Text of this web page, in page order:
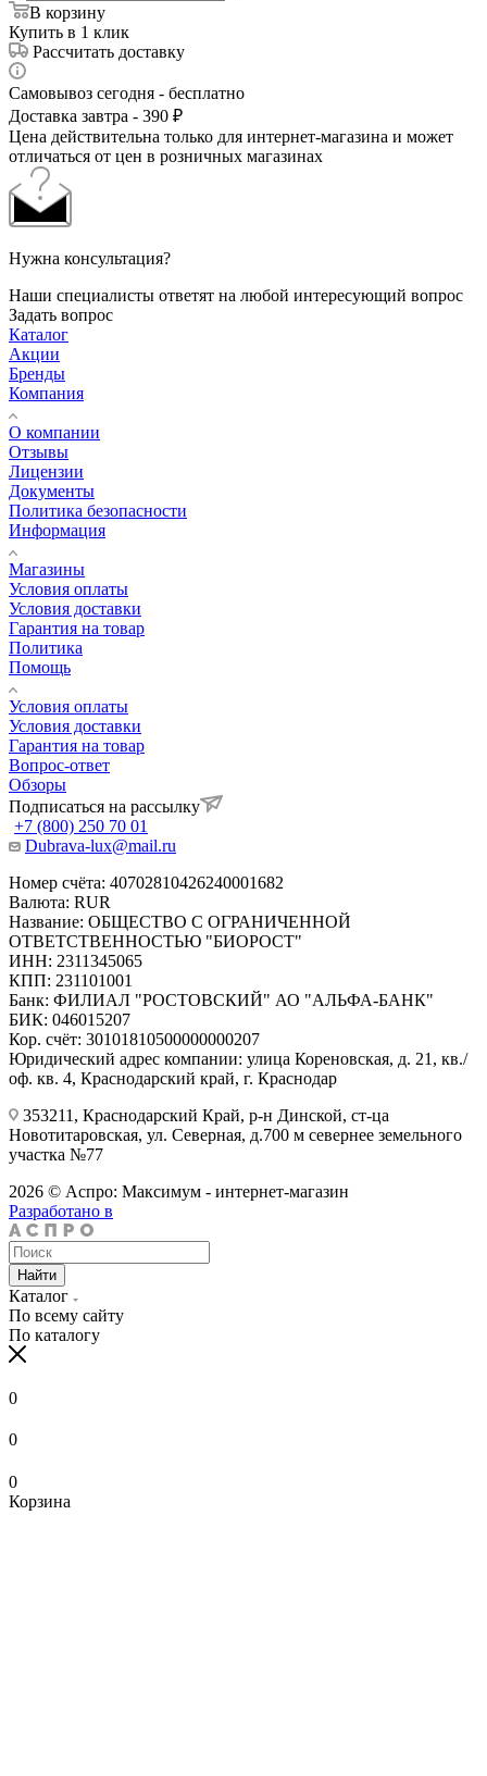
В корзину
Купить в 1 клик
Рассчитать доставку
Самовывоз сегодня - бесплатно
Доставка завтра - 390 ₽
Цена действительна только для интернет-магазина и может
отличаться от цен в розничных магазинах
Нужна консультация?
Наши специалисты ответят на любой интересующий вопрос
Задать вопрос
Каталог
Акции
Бренды
Компания
О компании
Отзывы
Лицензии
Документы
Политика безопасности
Информация
Магазины
Условия оплаты
Условия доставки
Гарантия на товар
Политика
Помощь
Условия оплаты
Условия доставки
Гарантия на товар
Вопрос-ответ
Обзоры
Подписаться на рассылку
+7 (800) 250 70 01
Dubrava-lux@mail.ru
Номер счёта: 40702810426240001682
Валюта: RUR
Название: ОБЩЕСТВО С ОГРАНИЧЕННОЙ
ОТВЕТСТВЕННОСТЬЮ "БИОРОСТ"
ИНН: 2311345065
КПП: 231101001
Банк: ФИЛИАЛ "РОСТОВСКИЙ" АО "АЛЬФА-БАНК"
БИК: 046015207
Кор. счёт: 30101810500000000207
Юридический адрес компании: улица Кореновская, д. 21, кв./
оф. кв. 4, Краснодарский край, г. Краснодар
353211, Краснодарский Край, р-н Динской, ст-ца
Новотитаровская, ул. Северная, д.700 м севернее земельного
участка №77
2026 © Аспро: Максимум - интернет-магазин
Разработано в
Найти
Каталог
По всему сайту
По каталогу
0
0
0
Корзина